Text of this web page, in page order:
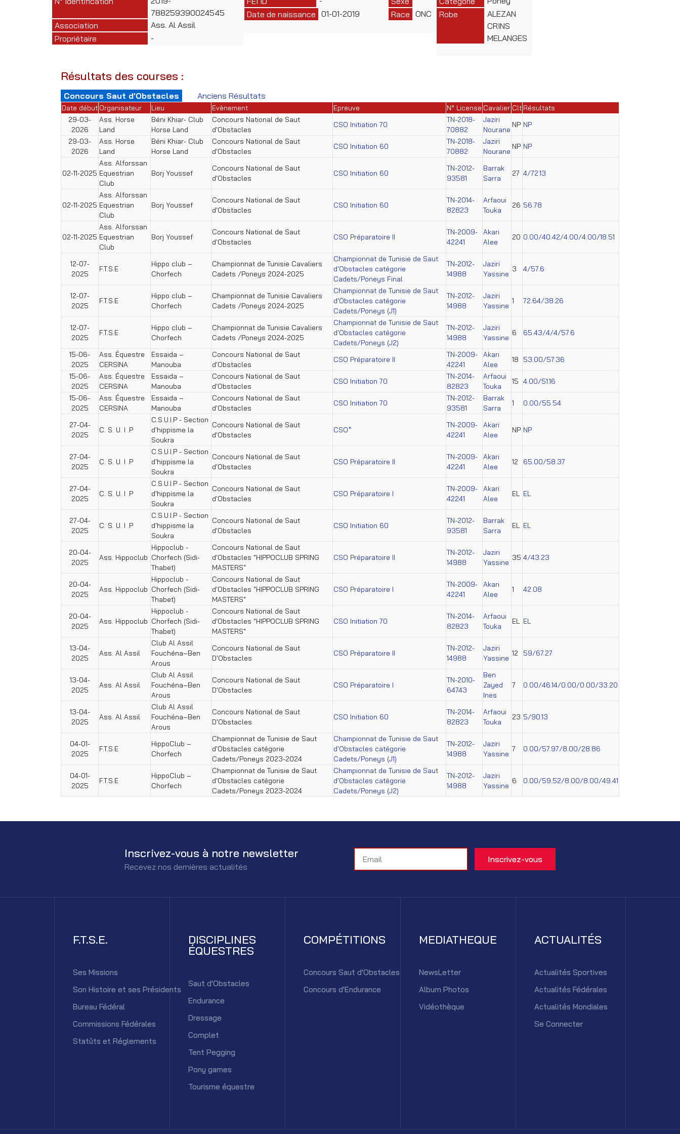
788259390024545
Association
Ass. Al Assil
Propriétaire
-
Date de naissance 01-01-2019
Race ONC
Robe
ALEZAN
CRINS
MELANGES
Résultats des courses :
Concours Saut d'Obstacles Anciens Résultats
Date début Organisateur Lieu Evènement Epreuve N° License Cavalier Clt Résultats
29-03-
2026
Ass. Horse
Land
Béni Khiar- Club
Horse Land
Concours National de Saut
d'Obstacles
CSO Initiation 70
TN-2018-
70882
Jaziri
Nourane
NP NP
29-03-
2026
Ass. Horse
Land
Béni Khiar- Club
Horse Land
Concours National de Saut
d'Obstacles
CSO Initiation 60
TN-2018-
70882
Jaziri
Nourane
NP NP
02-11-2025
Ass. Alforssan
Equestrian
Club
Borj Youssef
Concours National de Saut
d'Obstacles
CSO Initiation 60
TN-2012-
93581
Barrak
Sarra
27 4/72.13
02-11-2025
Ass. Alforssan
Equestrian
Club
Borj Youssef
Concours National de Saut
d'Obstacles
CSO Initiation 60
TN-2014-
82823
Arfaoui
Touka
26 56.78
02-11-2025
Ass. Alforssan
Equestrian
Club
Borj Youssef
Concours National de Saut
d'Obstacles
CSO Préparatoire II
TN-2009-
42241
Akari
Alee
20 0.00/40.42/4.00/4.00/18.51
12-07-
2025
F.T.S.E
Hippo club –
Chorfech
Championnat de Tunisie Cavaliers
Cadets /Poneys 2024-2025
Championnat de Tunisie de Saut
d'Obstacles catégorie
Cadets/Poneys Final
TN-2012-
14988
Jaziri
Yassine
3 4/57.6
12-07-
2025
F.T.S.E
Hippo club –
Chorfech
Championnat de Tunisie Cavaliers
Cadets /Poneys 2024-2025
Championnat de Tunisie de Saut
d'Obstacles catégorie
Cadets/Poneys (J1)
TN-2012-
14988
Jaziri
Yassine
1 72.64/38.26
12-07-
2025
F.T.S.E
Hippo club –
Chorfech
Championnat de Tunisie Cavaliers
Cadets /Poneys 2024-2025
Championnat de Tunisie de Saut
d'Obstacles catégorie
Cadets/Poneys (J2)
TN-2012-
14988
Jaziri
Yassine
6 65.43/4/4/57.6
15-06-
2025
Ass. Équestre
CERSINA
Essaida –
Manouba
Concours National de Saut
d'Obstacles
CSO Préparatoire II
TN-2009-
42241
Akari
Alee
18 53.00/57.36
15-06-
2025
Ass. Équestre
CERSINA
Essaida –
Manouba
Concours National de Saut
d'Obstacles
CSO Initiation 70
TN-2014-
82823
Arfaoui
Touka
15 4.00/51.16
15-06-
2025
Ass. Équestre
CERSINA
Essaida –
Manouba
Concours National de Saut
d'Obstacles
CSO Initiation 70
TN-2012-
93581
Barrak
Sarra
1 0.00/55.54
27-04-
2025
C. S. U. I .P
C.S.U.I.P - Section
d'hippisme la
Soukra
Concours National de Saut
d'Obstacles
CSO*
TN-2009-
42241
Akari
Alee
NP NP
27-04-
2025
C. S. U. I .P
C.S.U.I.P - Section
d'hippisme la
Soukra
Concours National de Saut
d'Obstacles
CSO Préparatoire II
TN-2009-
42241
Akari
Alee
12 65.00/58.37
27-04-
2025
C. S. U. I .P
C.S.U.I.P - Section
d'hippisme la
Soukra
Concours National de Saut
d'Obstacles
CSO Préparatoire I
TN-2009-
42241
Akari
Alee
EL EL
27-04-
2025
C. S. U. I .P
C.S.U.I.P - Section
d'hippisme la
Soukra
Concours National de Saut
d'Obstacles
CSO Initiation 60
TN-2012-
93581
Barrak
Sarra
EL EL
20-04-
2025
Ass. Hippoclub
Hippoclub -
Chorfech (Sidi-
Thabet)
Concours National de Saut
d'Obstacles "HIPPOCLUB SPRING
MASTERS"
CSO Préparatoire II
TN-2012-
14988
Jaziri
Yassine
35 4/43.23
20-04-
2025
Ass. Hippoclub
Hippoclub -
Chorfech (Sidi-
Thabet)
Concours National de Saut
d'Obstacles "HIPPOCLUB SPRING
MASTERS"
CSO Préparatoire I
TN-2009-
42241
Akari
Alee
1 42.08
20-04-
2025
Ass. Hippoclub
Hippoclub -
Chorfech (Sidi-
Thabet)
Concours National de Saut
d'Obstacles "HIPPOCLUB SPRING
MASTERS"
CSO Initiation 70
TN-2014-
82823
Arfaoui
Touka
EL EL
13-04-
2025
Ass. Al Assil
Club Al Assil
Fouchéna–Ben
Arous
Concours National de Saut
D'Obstacles
CSO Préparatoire II
TN-2012-
14988
Jaziri
Yassine
12 59/67.27
13-04-
2025
Ass. Al Assil
Club Al Assil
Fouchéna–Ben
Arous
Concours National de Saut
D'Obstacles
CSO Préparatoire I
TN-2010-
64743
Ben
Zayed
Ines
7 0.00/46.14/0.00/0.00/33.20
13-04-
2025
Ass. Al Assil
Club Al Assil
Fouchéna–Ben
Arous
Concours National de Saut
D'Obstacles
CSO Initiation 60
TN-2014-
82823
Arfaoui
Touka
23 5/90.13
04-01-
2025
F.T.S.E
HippoClub –
Chorfech
Championnat de Tunisie de Saut
d'Obstacles catégorie
Cadets/Poneys 2023-2024
Championnat de Tunisie de Saut
d'Obstacles catégorie
Cadets/Poneys (J1)
TN-2012-
14988
Jaziri
Yassine
7 0.00/57.97/8.00/28.86
04-01-
2025
F.T.S.E
HippoClub –
Chorfech
Championnat de Tunisie de Saut
d'Obstacles catégorie
Cadets/Poneys 2023-2024
Championnat de Tunisie de Saut
d'Obstacles catégorie
Cadets/Poneys (J2)
TN-2012-
14988
Jaziri
Yassine
6 0.00/59.52/8.00/8.00/49.41
Inscrivez-vous à notre newsletter
Recevez nos dernières actualités
F.T.S.E.
Ses Missions
Son Histoire et ses Présidents
Bureau Fédéral
Commissions Fédérales
Statûts et Réglements
DISCIPLINES
ÉQUESTRES
Saut d'Obstacles
Endurance
Dressage
Complet
Tent Pegging
Pony games
Tourisme équestre
COMPÉTITIONS
Concours Saut d'Obstacles
Concours d'Endurance
MEDIATHEQUE
NewsLetter
Album Photos
Vidéothèque
ACTUALITÉS
Actualités Sportives
Actualités Fédérales
Actualités Mondiales
Se Connecter